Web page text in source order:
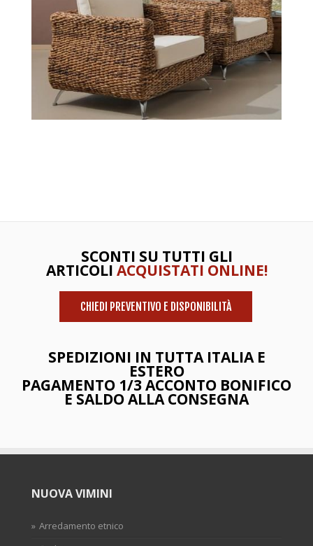
SCONTI SU TUTTI GLI
ARTICOLI ACQUISTATI ONLINE!
CHIEDI PREVENTIVO E DISPONIBILITÀ
SPEDIZIONI IN TUTTA ITALIA E
ESTERO
PAGAMENTO 1/3 ACCONTO BONIFICO
E SALDO ALLA CONSEGNA
NUOVA VIMINI
Arredamento etnico